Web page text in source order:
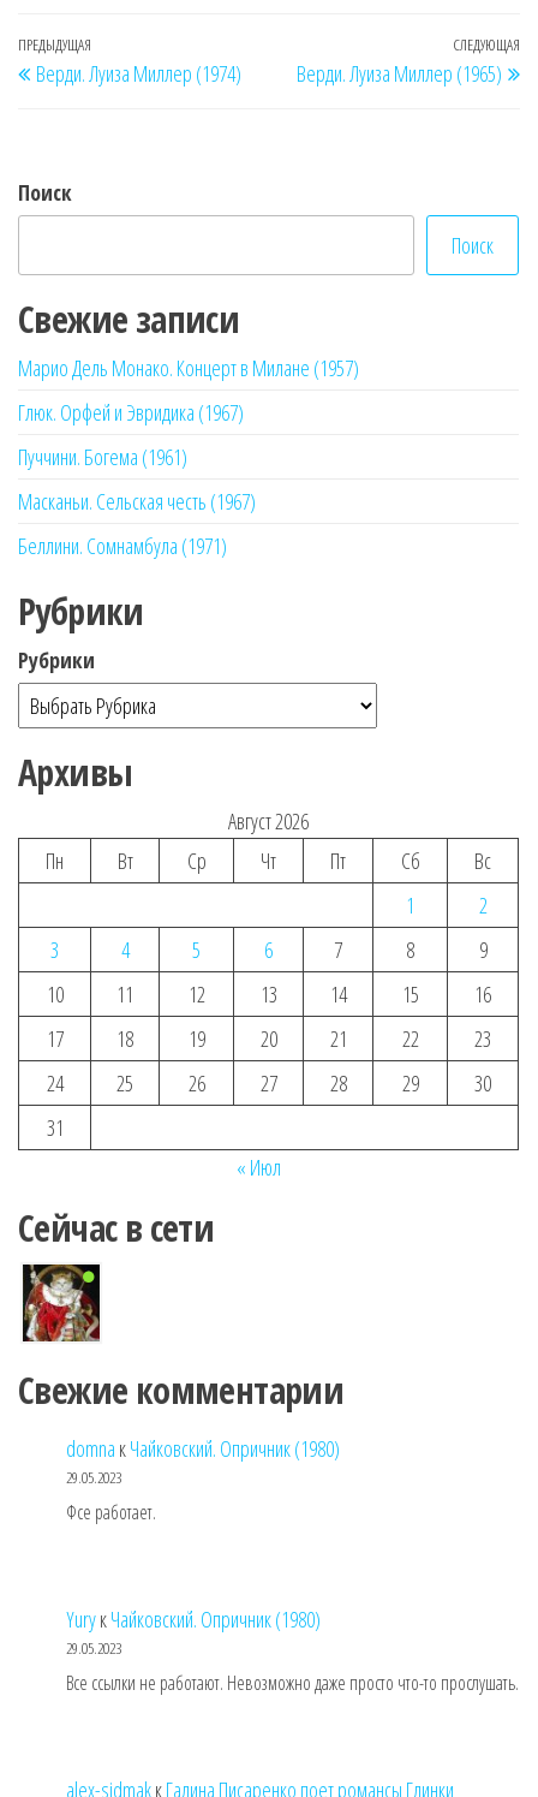
Навигация
по
Предыдущая
запись
ПРЕДЫДУЩАЯ
Верди. Луиза Миллер (1974)
СЛЕДУЮЩАЯ
Верди. Луиза Миллер (1965)
Поиск
Поиск
Свежие записи
Марио Дель Монако. Концерт в Милане (1957)
Глюк. Орфей и Эвридика (1967)
Пуччини. Богема (1961)
Масканьи. Сельская честь (1967)
Беллини. Сомнамбула (1971)
Рубрики
Рубрики
Архивы
Август 2026
Пн
Вт Ср Чт Пт Сб
Вс
1
2
3
4 5 6 7 8
9
10
11 12 13 14 15
16
17
18 19 20 21 22
23
24
25 26 27 28 29
30
31
« Июл
Сейчас в сети
Свежие комментарии
domna кЧайковский. Опричник (1980)
29.05.2023
Фсе работает.
YuryкЧайковский. Опричник (1980)
29.05.2023
Все ссылки не работают. Невозможно даже просто что-то прослушать.
alex-sidmakкГалина Писаренко поет романсы Глинки